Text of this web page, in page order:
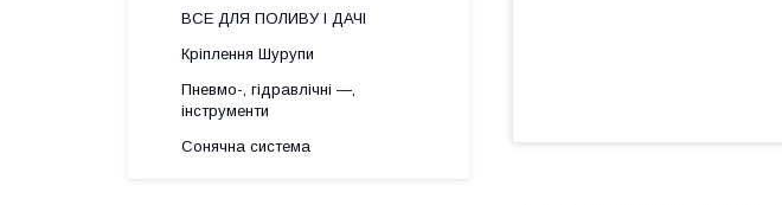
ВСЕ ДЛЯ ПОЛИВУ І ДАЧІ
Кріплення Шурупи
Пневмо-, гідравлічні —,
інструменти
Сонячна система